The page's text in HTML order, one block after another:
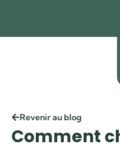
Revenir au blog
Comment